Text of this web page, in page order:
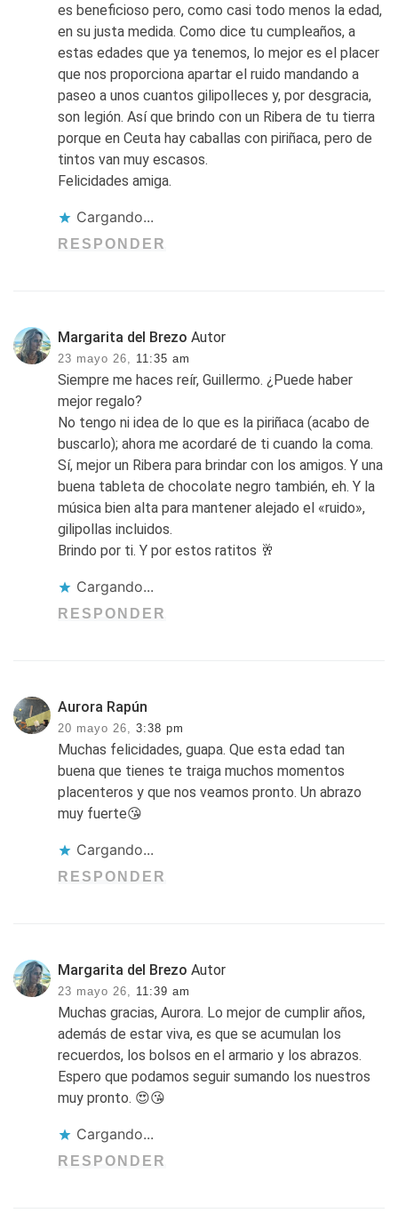
es beneficioso pero, como casi todo menos la edad,
en su justa medida. Como dice tu cumpleaños, a
estas edades que ya tenemos, lo mejor es el placer
que nos proporciona apartar el ruido mandando a
paseo a unos cuantos gilipolleces y, por desgracia,
son legión. Así que brindo con un Ribera de tu tierra
porque en Ceuta hay caballas con piriñaca, pero de
tintos van muy escasos.
Felicidades amiga.
Cargando...
RESPONDER
Margarita del Brezo Autor
23 mayo 26, 11:35 am
Siempre me haces reír, Guillermo. ¿Puede haber
mejor regalo?
No tengo ni idea de lo que es la piriñaca (acabo de
buscarlo); ahora me acordaré de ti cuando la coma.
Sí, mejor un Ribera para brindar con los amigos. Y una
buena tableta de chocolate negro también, eh. Y la
música bien alta para mantener alejado el «ruido»,
gilipollas incluidos.
Brindo por ti. Y por estos ratitos 🥂
Cargando...
RESPONDER
Aurora Rapún
20 mayo 26, 3:38 pm
Muchas felicidades, guapa. Que esta edad tan
buena que tienes te traiga muchos momentos
placenteros y que nos veamos pronto. Un abrazo
muy fuerte😘
Cargando...
RESPONDER
Margarita del Brezo Autor
23 mayo 26, 11:39 am
Muchas gracias, Aurora. Lo mejor de cumplir años,
además de estar viva, es que se acumulan los
recuerdos, los bolsos en el armario y los abrazos.
Espero que podamos seguir sumando los nuestros
muy pronto. 😍😘
Cargando...
RESPONDER